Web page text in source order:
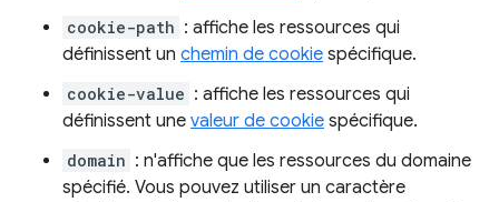
cookie-path : affiche les ressources qui
définissent un chemin de cookie spécifique.
cookie-value : affiche les ressources qui
définissent une valeur de cookie spécifique.
domain : n'affiche que les ressources du domaine
spécifié. Vous pouvez utiliser un caractère